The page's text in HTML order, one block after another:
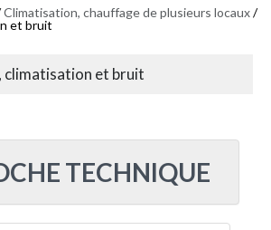
Climatisation, chauffage de plusieurs locaux/
et bruit
climatisation et bruit
TECHNIQUE